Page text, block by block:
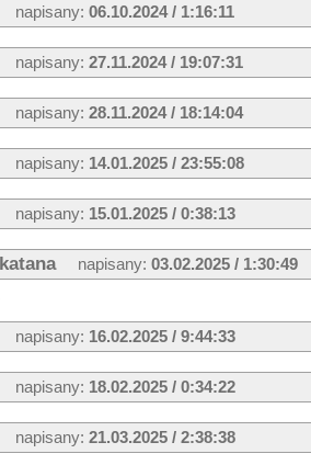
napisany: 06.10.2024 / 1:16:11
napisany: 27.11.2024 / 19:07:31
napisany: 28.11.2024 / 18:14:04
napisany: 14.01.2025 / 23:55:08
napisany: 15.01.2025 / 0:38:13
katana napisany: 03.02.2025 / 1:30:49
napisany: 16.02.2025 / 9:44:33
napisany: 18.02.2025 / 0:34:22
napisany: 21.03.2025 / 2:38:38